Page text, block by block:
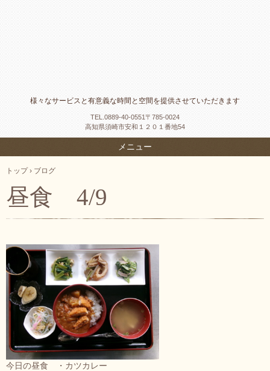
様々なサービスと有意義な時間と空間を提供させていただきます
TEL. 0889-40-0551〒785-0024
高知県須崎市安和１２０１番地54
メニュー
トップ › ブログ
昼食 4/9
今日の昼食 ・カツカレー